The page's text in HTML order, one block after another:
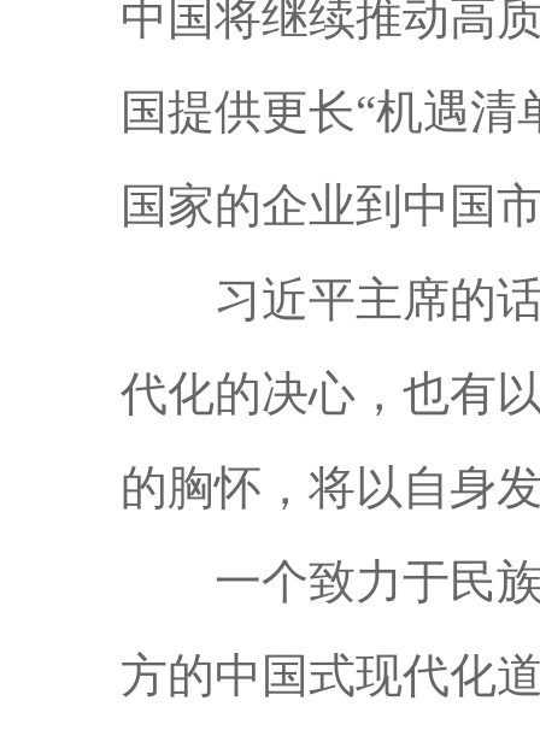
中国将继续推动高
国提供更长“机遇
国家的企业到中国
习近平主席的话
代化的决心，也有
的胸怀，将以自身
一个致力于民族
方的中国式现代化